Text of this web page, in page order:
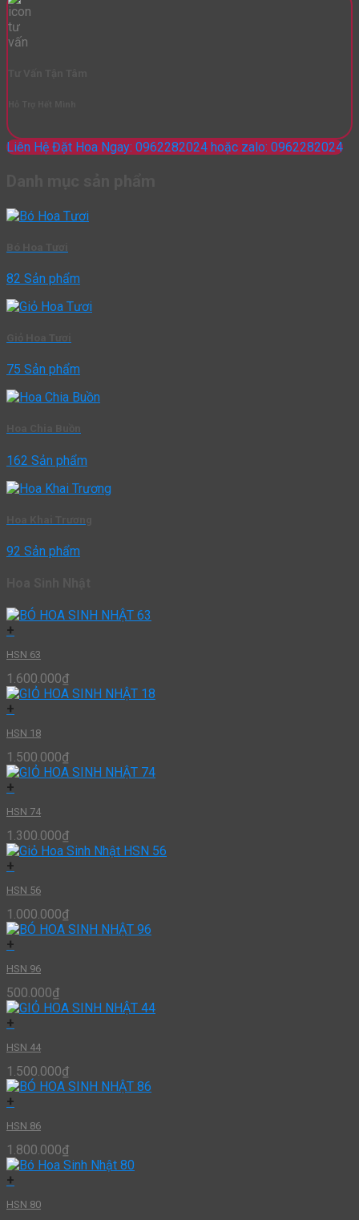
Liên Hệ Đặt Hoa Ngay: 0962282024 hoặc zalo: 0962282024
82 Sản phẩm
75 Sản phẩm
162 Sản phẩm
92 Sản phẩm
+
HSN 63
1.600.000₫
+
HSN 18
1.500.000₫
+
HSN 74
1.300.000₫
+
HSN 56
1.000.000₫
+
HSN 96
500.000₫
+
HSN 44
1.500.000₫
+
HSN 86
1.800.000₫
+
HSN 80